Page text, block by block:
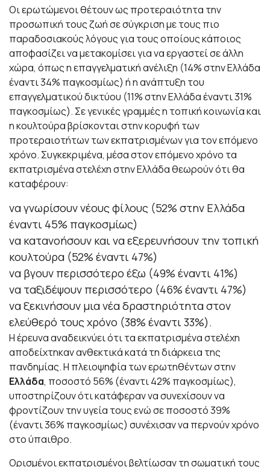
Οι ερωτώμενοι θέτουν ως προτεραιότητα την
προσωπική τους ζωή σε σύγκριση με τους πιο
παραδοσιακούς λόγους για τους οποίους κάποιος
αποφασίζει να μετακομίσει για να εργαστεί σε άλλη
χώρα, όπως η επαγγελματική ανέλιξη (14% στην Ελλάδα
έναντι 34% παγκοσμίως) ή η ανάπτυξη του
επαγγελματικού δικτύου (11% στην Ελλάδα έναντι 31%
παγκοσμίως). Σε γενικές γραμμές η τοπική κοινωνία και
η κουλτούρα βρίσκονται στην κορυφή των
προτεραιοτήτων των εκπατρισμένων για τον επόμενο
χρόνο. Συγκεκριμένα, μέσα στον επόμενο χρόνο τα
εκπατρισμένα στελέχη στην Ελλάδα θεωρούν ότι θα
καταφέρουν:
να γνωρίσουν νέους φίλους (52% στην Ελλάδα
έναντι 45% παγκοσμίως)
να κατανοήσουν και να εξερευνήσουν την τοπική
κουλτούρα (52% έναντι 47%)
να βγουν περισσότερο έξω (49% έναντι 41%)
να ταξιδέψουν περισσότερο (46% έναντι 47%)
να ξεκινήσουν μια νέα δραστηριότητα στον
ελεύθερό τους χρόνο (38% έναντι 33%).
Η έρευνα αναδεικνύει ότι τα εκπατρισμένα στελέχη
αποδείχτηκαν ανθεκτικά κατά τη διάρκεια της
πανδημίας. Η πλειοψηφία των ερωτηθέντων στην
Ελλάδα, ποσοστό 56% (έναντι 42% παγκοσμίως),
υποστηρίζουν ότι κατάφεραν να συνεχίσουν να
φροντίζουν την υγεία τους ενώ σε ποσοστό 39%
(έναντι 36% παγκοσμίως) συνέχισαν να περνούν χρόνο
στο ύπαιθρο.
Ορισμένοι εκπατρισμένοι βελτίωσαν τη σωματική τους